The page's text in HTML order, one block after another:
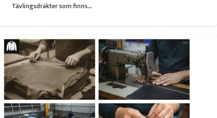
Tävlingsdräkter som finns...